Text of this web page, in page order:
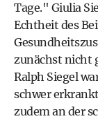
Tage." Giulia
Echtheit des
zunächst nicht
Ralph Siegel
schwer
zudem an der